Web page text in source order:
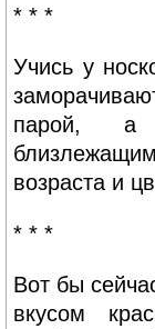
* * *
Учись у
парой, а
возраста и
* * *
Вот бы
вкусом